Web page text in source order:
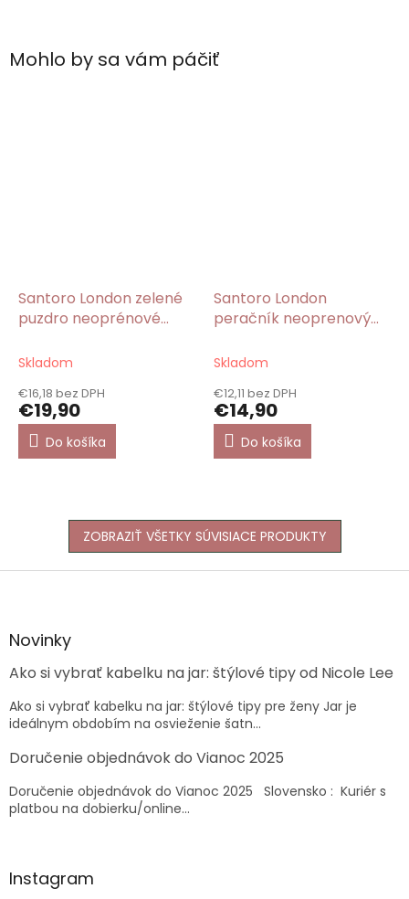
Mohlo by sa vám páčiť
Santoro London zelené
puzdro neoprénové
Skladom
€16,18 bez DPH
€19,90
Do košíka
Santoro London
peračník neoprenový
Skladom
€12,11 bez DPH
€14,90
Do košíka
ZOBRAZIŤ VŠETKY SÚVISIACE PRODUKTY
Z
äNovinky
Ako si vybrať kabelku na jar: štýlové tipy od Nicole Lee
Ako si vybrať kabelku na jar: štýlové tipy pre ženy Jar je
ideálnym obdobím na osvieženie šatn...
Doručenie objednávok do Vianoc 2025
Doručenie objednávok do Vianoc 2025 Slovensko : Kuriér s
platbou na dobierku/online...
Instagram